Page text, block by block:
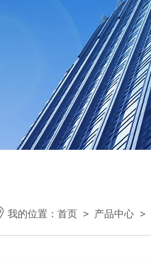
我的位置： 首页 > 产品中心 >